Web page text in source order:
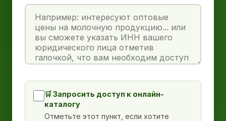
🛒 Запросить доступ к онлайн-
каталогу
Отметьте этот пункт, если хотите